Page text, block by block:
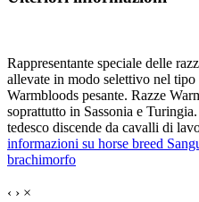
Rappresentante speciale delle
allevate in modo selettivo nel
Warmbloods pesante. Razze
soprattutto in Sassonia e
tedesco discende da cavalli di
informazioni su horse breed
brachimorfo
‹ › ×